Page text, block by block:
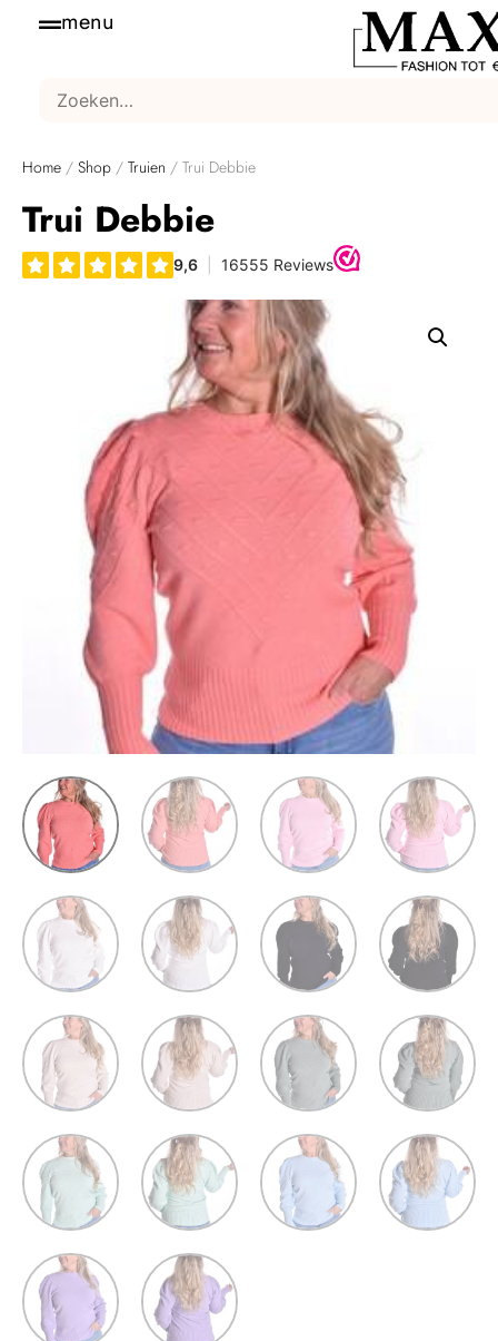
menu
Home / Shop / Truien / Trui Debbie
Trui Debbie